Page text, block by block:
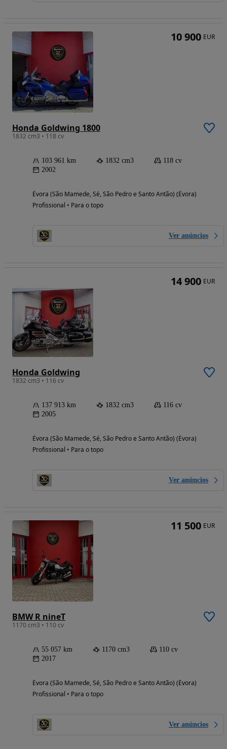
Honda Goldwing 1800
1832 cm3 • 118 cv
103 961 km 1832 cm3
118 cv
2002
Évora (São Mamede, Sé, São Pedro e Santo Antão) (Évora)
Profissional • Para o topo
Ver anúncios
10 900 EUR
Honda Goldwing
1832 cm3 • 116 cv
137 913 km 1832 cm3
116 cv
2005
Évora (São Mamede, Sé, São Pedro e Santo Antão) (Évora)
Profissional • Para o topo
Ver anúncios
14 900 EUR
BMW R nineT
1170 cm3 • 110 cv
55 057 km 1170 cm3
110 cv
2017
Évora (São Mamede, Sé, São Pedro e Santo Antão) (Évora)
Profissional • Para o topo
Ver anúncios
11 500 EUR